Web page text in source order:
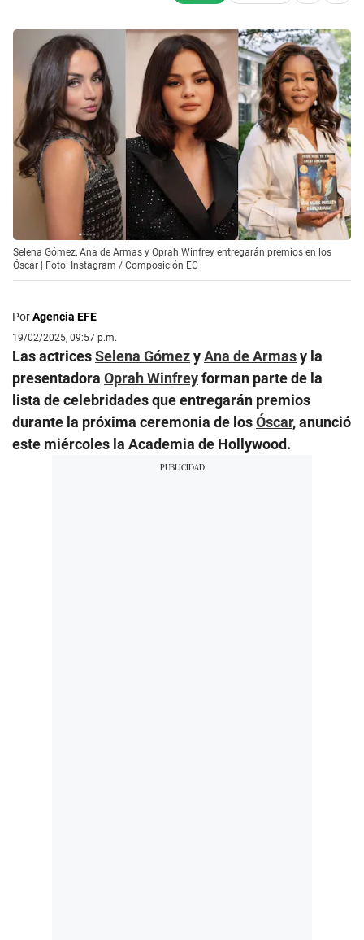
Selena Gómez, Ana de Armas y Oprah Winfrey entregarán premios en los
Óscar | Foto: Instagram / Composición EC
PorAgencia EFE
19/02/2025, 09:57 p.m.
Las actricesSelena GómezyAna de Armasy la
presentadora Oprah Winfreyforman parte de la
lista de celebridades que entregarán premios
durante la próxima ceremonia de losÓscar, anunció
este miércoles la Academia de Hollywood.